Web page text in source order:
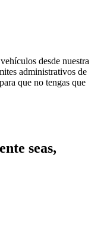
desde nuestra
administrativos de
que no tengas que
seas,